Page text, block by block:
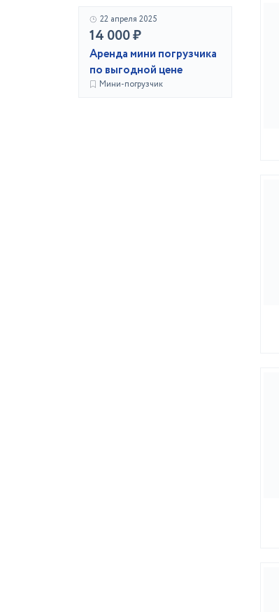
22 апреля 2025
14 000 ₽
Аренда мини погрузчика
по выгодной цене
Мини-погрузчик